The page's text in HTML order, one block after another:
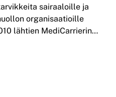
sairaaloille ja
organisaatioille
lähtien MediCarrierin…